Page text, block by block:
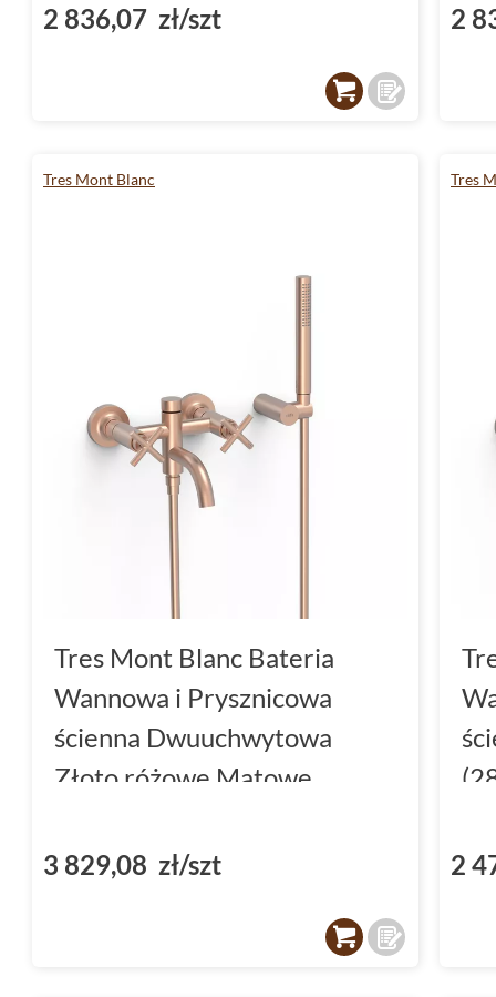
2 836,07 zł/szt
2
Tres Mont Blanc
Tres Mont Blanc Bateria
Wannowa i Prysznicowa
ścienna Dwuuchwytowa
Złoto różowe Matowe
3 829,08 zł/szt
Tres
2